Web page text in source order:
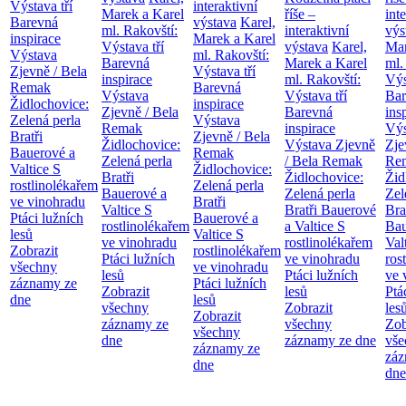
Výstava tří
Barevná
inspirace
Výstava
Zjevně / Bela
Remak
Židlochovice:
Zelená perla
Bratři
Bauerové a
Valtice S
rostlinolékařem
ve vinohradu
Ptáci lužních
lesů
Zobrazit
všechny
záznamy ze
dne
Marek a Karel
ml. Rakovští:
Výstava tří
Barevná
inspirace
Výstava
Zjevně / Bela
Remak
Židlochovice:
Zelená perla
Bratři
Bauerové a
Valtice S
rostlinolékařem
ve vinohradu
Ptáci lužních
lesů
Zobrazit
všechny
záznamy ze
dne
interaktivní
výstava Karel,
Marek a Karel
ml. Rakovští:
Výstava tří
Barevná
inspirace
Výstava
Zjevně / Bela
Remak
Židlochovice:
Zelená perla
Bratři
Bauerové a
Valtice S
rostlinolékařem
ve vinohradu
Ptáci lužních
lesů
Zobrazit
všechny
záznamy ze
dne
říše –
interaktivní
výstava Karel,
Marek a Karel
ml. Rakovští:
Výstava tří
Barevná
inspirace
Výstava Zjevně
/ Bela Remak
Židlochovice:
Zelená perla
Bratři Bauerové
a Valtice S
rostlinolékařem
ve vinohradu
Ptáci lužních
lesů
Zobrazit
všechny
záznamy ze dne
ml.
ve
dne